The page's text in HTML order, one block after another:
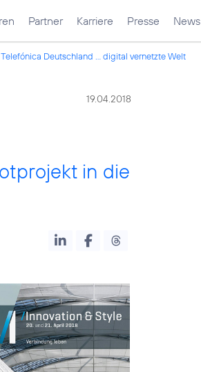
Partner Karriere Presse News
Telefónica Deutschland ... digital vernetzte Welt
19.04.2018
in die